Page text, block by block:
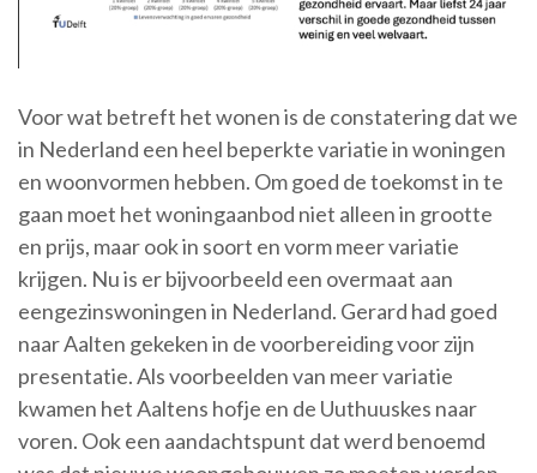
Voor wat betreft het wonen is de constatering dat we
in Nederland een heel beperkte variatie in woningen
en woonvormen hebben. Om goed de toekomst in te
gaan moet het woningaanbod niet alleen in grootte
en prijs, maar ook in soort en vorm meer variatie
krijgen. Nu is er bijvoorbeeld een overmaat aan
eengezinswoningen in Nederland. Gerard had goed
naar Aalten gekeken in de voorbereiding voor zijn
presentatie. Als voorbeelden van meer variatie
kwamen het Aaltens hofje en de Uuthuuskes naar
voren. Ook een aandachtspunt dat werd benoemd